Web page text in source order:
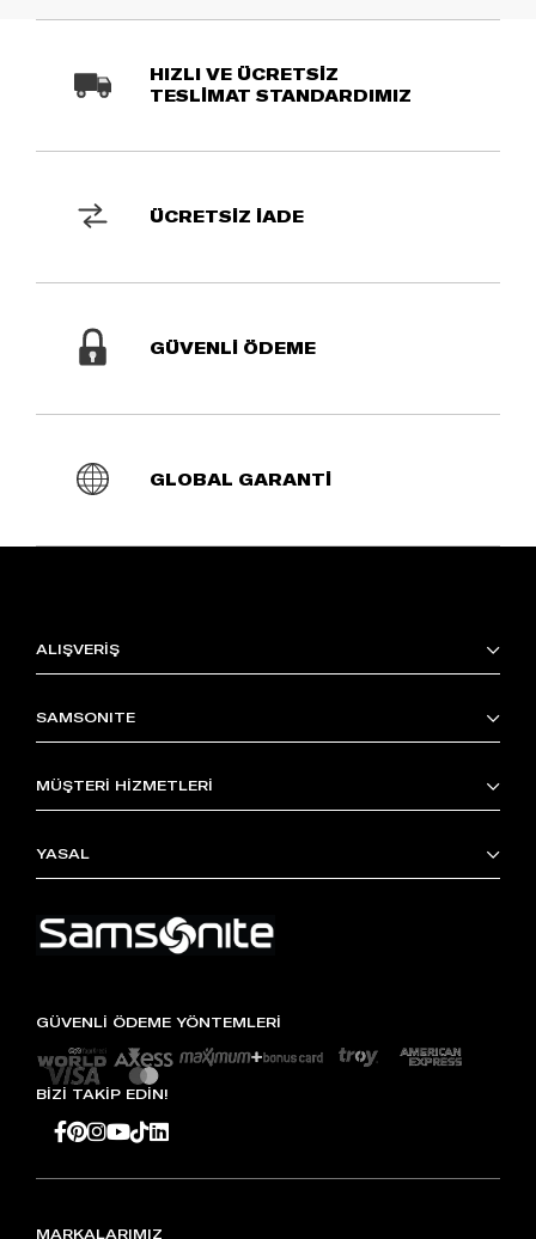
HIZLI VE ÜCRETSİZ
TESLİMAT STANDARDIMIZ
ÜCRETSİZ İADE
GÜVENLİ ÖDEME
GLOBAL GARANTİ
ALIŞVERİŞ
SAMSONITE
MÜŞTERİ HİZMETLERİ
YASAL
GÜVENLİ ÖDEME YÖNTEMLERİ
BİZİ TAKİP EDİN!
MARKALARIMIZ